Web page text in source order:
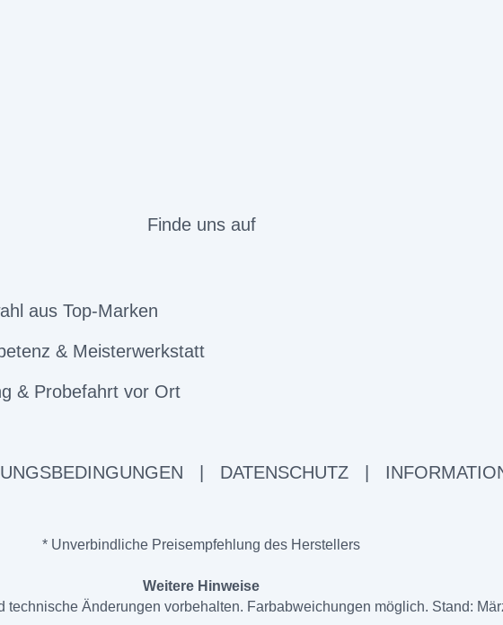
Finde uns auf
aus Top-Marken
& Meisterwerkstatt
& Probefahrt vor Ort
DATENSCHUTZ
* Unverbindliche Preisempfehlung des Herstellers
Weitere Hinweise
technische Änderungen vorbehalten. Farbabweichungen möglich. Stand: